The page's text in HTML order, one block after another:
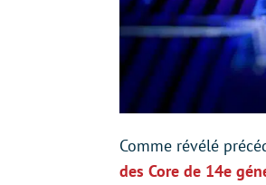
Comme révélé
des Core de 14e